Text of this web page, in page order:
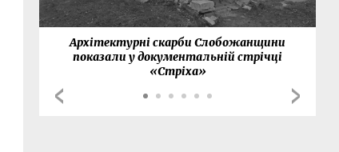
Архітектурні скарби Слобожанщини
показали у документальній стрічці
«Стріха»